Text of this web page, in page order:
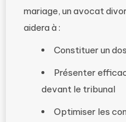
mariage, un avocat
aidera à :
Constituer un
Présenter
devant le tribunal
Optimiser les